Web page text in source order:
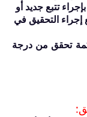
تتبع جديد أو
التحقيق في
تحقق من درجة
: